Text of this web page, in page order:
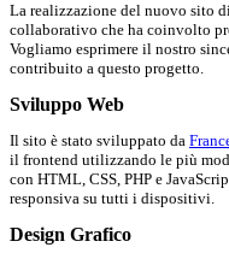
La realizzazione del nuovo sito
collaborativo che ha coinvolto
Vogliamo esprimere il nostro
contribuito a questo progetto.
Sviluppo Web
Il sito è stato sviluppato da
il frontend utilizzando le più
con HTML, CSS, PHP e
responsiva su tutti i dispositivi.
Design Grafico